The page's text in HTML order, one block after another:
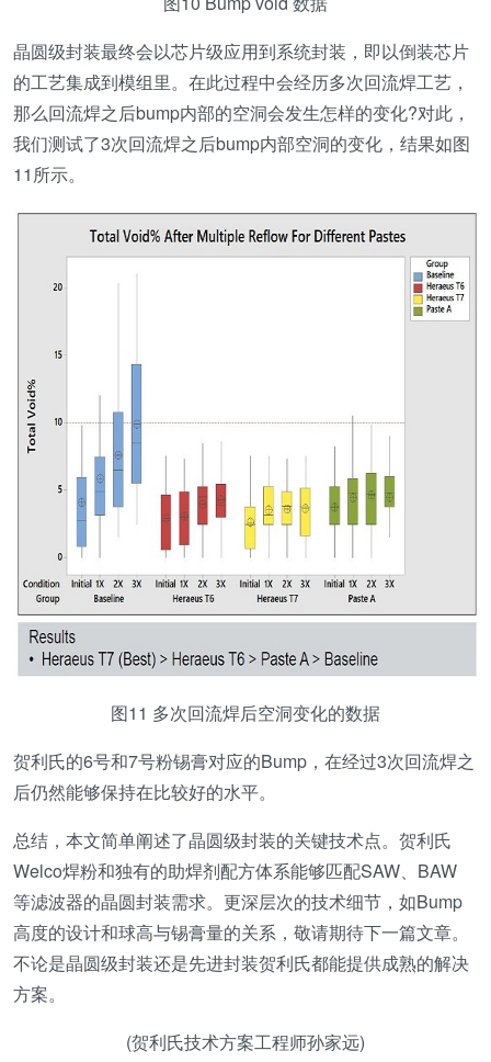
晶圆级封装最终会以芯片级应用到系统封装，即以倒装芯片
的工艺集成到模组里。在此过程中会经历多次回流焊工艺，
那么回流焊之后bump内部的空洞会发生怎样的变化?对此，
我们测试了3次回流焊之后bump内部空洞的变化，结果如图
11所示。
图11 多次回流焊后空洞变化的数据
贺利氏的6号和7号粉锡膏对应的Bump，在经过3次回流焊之
后仍然能够保持在比较好的水平。
总结，本文简单阐述了晶圆级封装的关键技术点。贺利氏
Welco焊粉和独有的助焊剂配方体系能够匹配SAW、BAW
等滤波器的晶圆封装需求。更深层次的技术细节，如Bump
高度的设计和球高与锡膏量的关系，敬请期待下一篇文章。
不论是晶圆级封装还是先进封装贺利氏都能提供成熟的解决
方案。
(贺利氏技术方案工程师孙家远)